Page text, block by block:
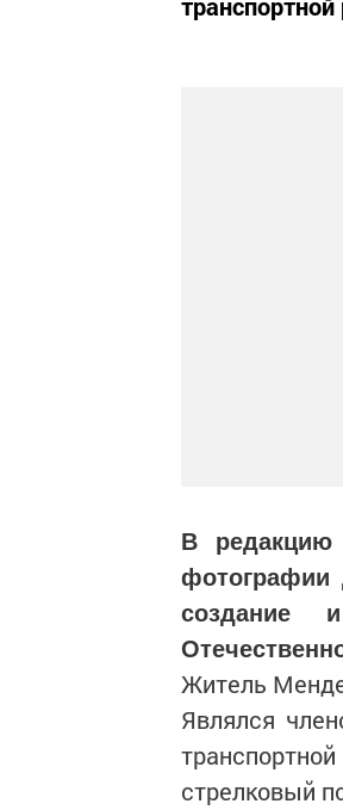
В редакцию
фотографии
создание
Житель
Являлся
стрелковый